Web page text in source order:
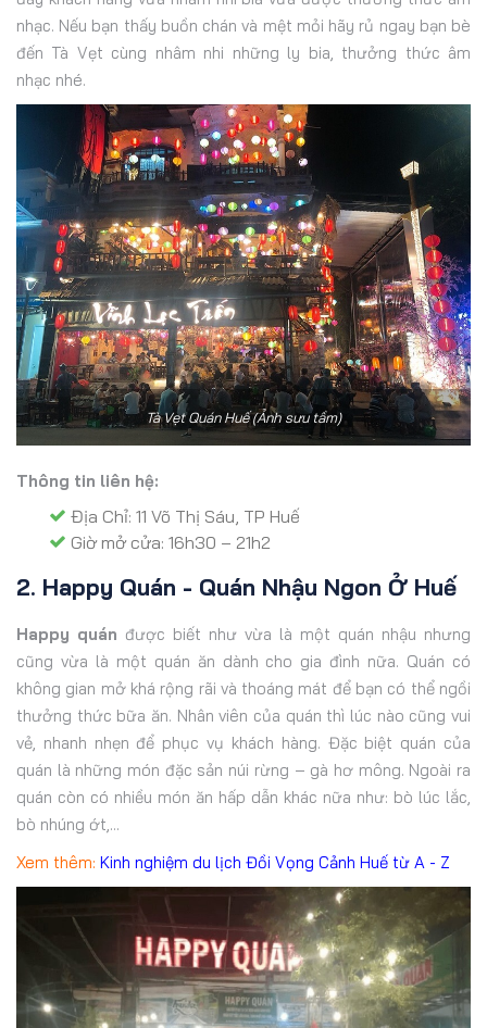
nhạc. Nếu bạn thấy buồn chán và mệt mỏi hãy rủ ngay bạn bè
đến Tà Vẹt cùng nhâm nhi những ly bia, thưởng thức âm
nhạc nhé.
Tà Vẹt Quán Huế (Ảnh sưu tầm)
Thông tin liên hệ:
Địa Chỉ: 11 Võ Thị Sáu, TP Huế
Giờ mở cửa: 16h30 – 21h2
2. Happy Quán - Quán Nhậu Ngon Ở Huế
Happy quán được biết như vừa là một quán nhậu nhưng
cũng vừa là một quán ăn dành cho gia đình nữa. Quán có
không gian mở khá rộng rãi và thoáng mát để bạn có thể ngồi
thưởng thức bữa ăn. Nhân viên của quán thì lúc nào cũng vui
vẻ, nhanh nhẹn để phục vụ khách hàng. Đặc biệt quán của
quán là những món đặc sản núi rừng – gà hơ mông. Ngoài ra
quán còn có nhiều món ăn hấp dẫn khác nữa như: bò lúc lắc,
bò nhúng ớt,...
Xem thêm: Kinh nghiệm du lịch Đồi Vọng Cảnh Huế từ A - Z